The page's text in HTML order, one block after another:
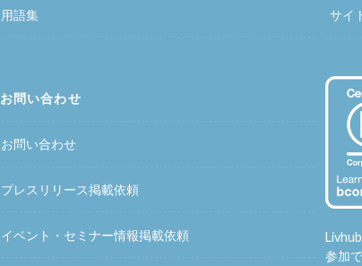
用語集
お問い合わせ
お問い合わせ
プレスリリース掲載依頼
イベント・セミナー情報掲載依頼
サイ
参加